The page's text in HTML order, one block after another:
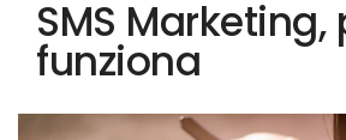
SMS Marketing,
funziona